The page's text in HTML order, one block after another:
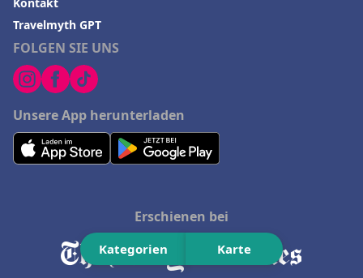
Kategorien Karte
FOLGEN SIE UNS
Unsere App herunterladen
Travelmyth GPT
Erschienen bei